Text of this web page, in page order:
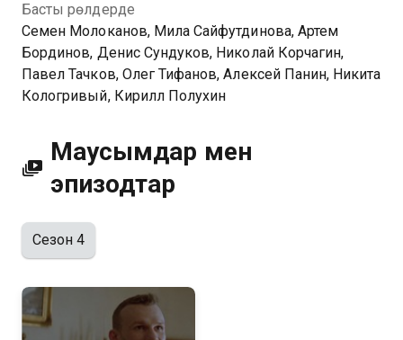
Басты рөлдерде
Семен Молоканов, Мила Сайфутдинова, Артем
Бординов, Денис Сундуков, Николай Корчагин,
Павел Тачков, Олег Тифанов, Алексей Панин, Никита
Кологривый, Кирилл Полухин
Маусымдар мен
эпизодтар
Сезон 4